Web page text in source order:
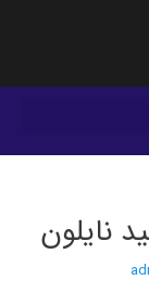
نایلون